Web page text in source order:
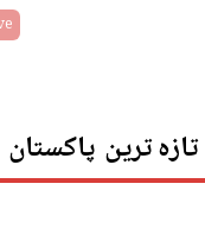
تازہ ترین پاکستان